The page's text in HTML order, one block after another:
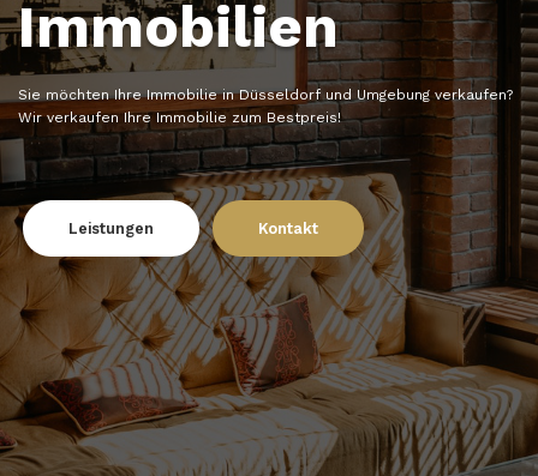
Immobilien
Sie möchten Ihre Immobilie in Düsseldorf und Umgebung verkaufen?
Wir verkaufen Ihre Immobilie zum Bestpreis!
Leistungen Kontakt